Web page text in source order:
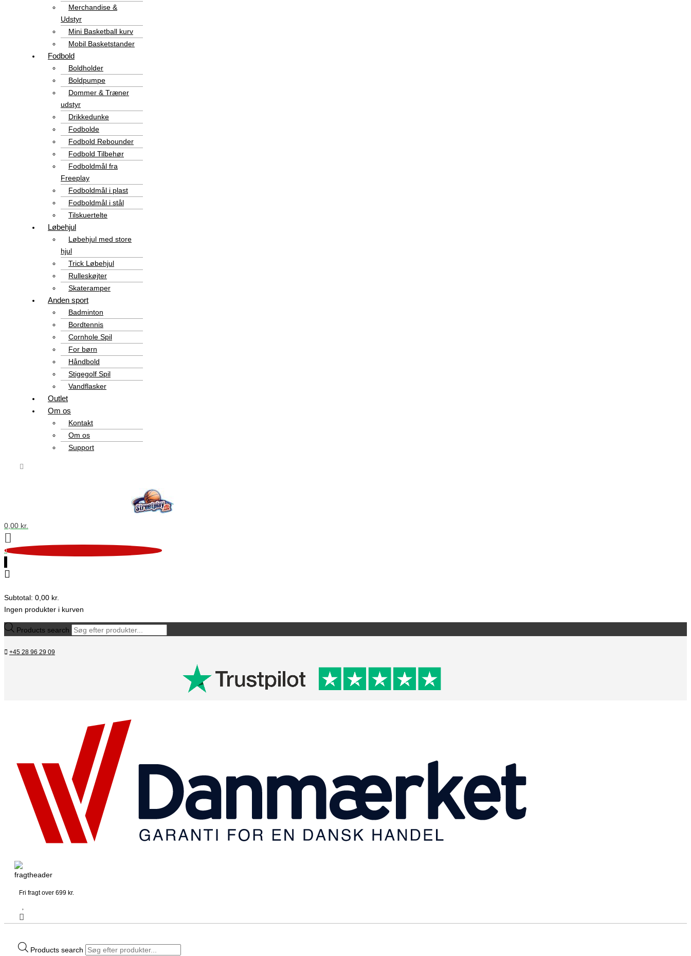
Merchandise &
Udstyr
Mini Basketball kurv
Mobil Basketstander
Fodbold
Boldholder
Boldpumpe
Dommer & Træner
udstyr
Drikkedunke
Fodbolde
Fodbold Rebounder
Fodbold Tilbehør
Fodboldmål fra
Freeplay
Fodboldmål i plast
Fodboldmål i stål
Tilskuertelte
Løbehjul
Løbehjul med store
hjul
Trick Løbehjul
Rulleskøjter
Skateramper
Anden sport
Badminton
Bordtennis
Cornhole Spil
For børn
Håndbold
Stigegolf Spil
Vandflasker
Outlet
Om os
Kontakt
Om os
Support
0,00 kr.
0
Subtotal: 0,00 kr.
Ingen produkter i kurven
Products search
+45 28 96 29 09
Fri fragt over 699 kr.
Products search